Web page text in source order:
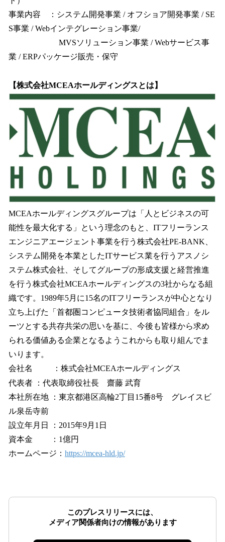
事業内容 ：システム開発事業 / オフショア開発事業 / SE
S事業 / Webインテグレーション事業/
MVSソリューション事業 / Webサービス事
業 / ERPパッケージ販売・保守
【株式会社MCEAホールディングスとは】
MCEAホールディングスグループは「人とビジネスの可
能性を最大化する」という理念のもと、ITフリーランス
エンジニアエージェント事業を行う株式会社PE-BANK、
システム開発を本業としたITサービス業を行うアスノシ
ステム株式会社、そしてグループの形成支援と経営推進
を行う株式会社MCEAホールディングスの3社からなる組
織です。1989年5月に15名のITフリーランスが中心となり
立ち上げた「首都圏コンピュータ技術者協同組合」をル
ーツとする共存共栄の思いを基に、今後も皆様から求め
られる価値ある企業となるようこれからも取り組んでま
いります。
会社名 ：株式会社MCEAホールディングス
代表者 ：代表取締役社長 齋藤 武育
本社所在地 ：東京都港区高輪2丁目15番8号 グレイスビ
ル泉岳寺前
設立年月日 ：2015年9月1日
資本金 ：1億円
ホームページ： https://mcea-hld.jp/
このプレスリリースには、
メディア関係者向けの情報があります